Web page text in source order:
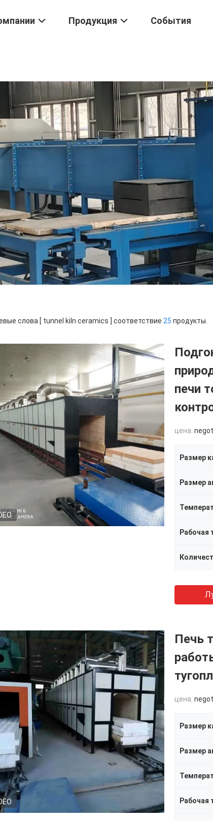
Продукция События
слова [ tunnel kiln ceramics ] соответствие 25 продукты.
печи
цена:
Размер
Размер
Рабочая
Печь
цена:
Размер
Размер
Рабочая